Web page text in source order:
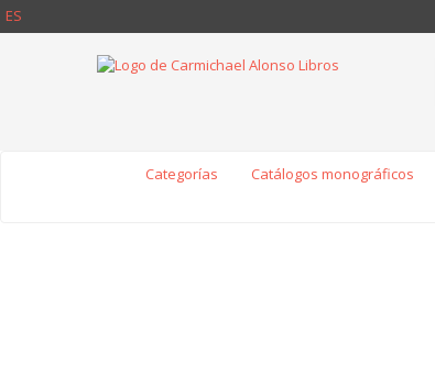
ES
Categorías Catálogos monográficos